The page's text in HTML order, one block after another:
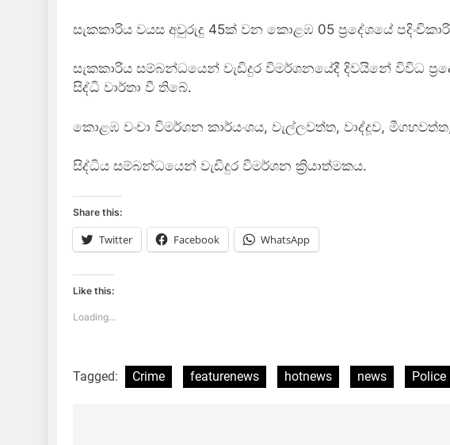
සැකකාරිය වයස අවුරුදු 45ක් වන කොළඹ 05 ප්‍රදේශයේ
සැකකාරිය සම්බන්ධයෙන් වැඩිදුර විමර්ශනයේදී දිවයිනේ විවිධ
සිද්ධි වාර්තා වී තිබේ.
කොළඹ වංචා විමර්ශන කාර්යංශය, වැල්ලවත්ත, වාද්දූව,
සිද්ධිය සම්බන්ධයෙන් වැඩිදුර විමර්ශන ක්‍රියාත්මකය.
Share this:
Twitter Facebook WhatsApp
Like this:
Loading...
Tagged: Crime featurenews hotnews news Police